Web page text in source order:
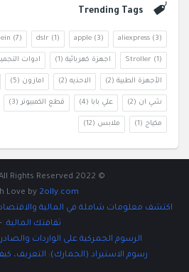
Trending Tags
aliexpress (3)
apple (3)
dslr (1)
(7)
Stroller (1) اجهزة كهربائية (1) ادوات
الأجهزة الطبية (2) الاحذيه (2) امازون (5)
شي ان (2) علي بابا (4) قطع الكمبيوتر (3)
مكياج (1) ملابس (12)
© 2022 2olly.com. All Rights Reserved
Love by 2olly.com
اكتشف معلومات شاملة في المالية والاقتصاد
ثقافتك المالية. -
الرسوم الجمركية على الواردات
رسوم الاستيراد (الجمارك): التعريف،